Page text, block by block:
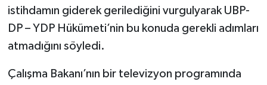
istihdamın giderek gerilediğini vurgulyarak UBP-
DP – YDP Hükümeti’nin bu konuda gerekli adımları
atmadığını söyledi.
Çalışma Bakanı’nın bir televizyon programında